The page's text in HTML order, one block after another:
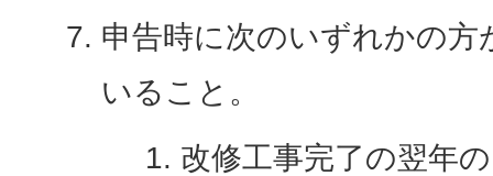
申告時に次のいずれかの方
いること。
改修工事完了の翌年